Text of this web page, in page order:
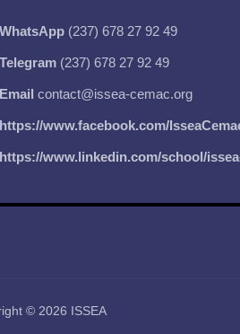
WhatsApp (237) 678 27 92 49
Telegram (237) 678 27 92 49
Email contact@issea-cemac.org
https://www.facebook.com/
https://www.linkedin.com/school/
© 2026 ISSEA